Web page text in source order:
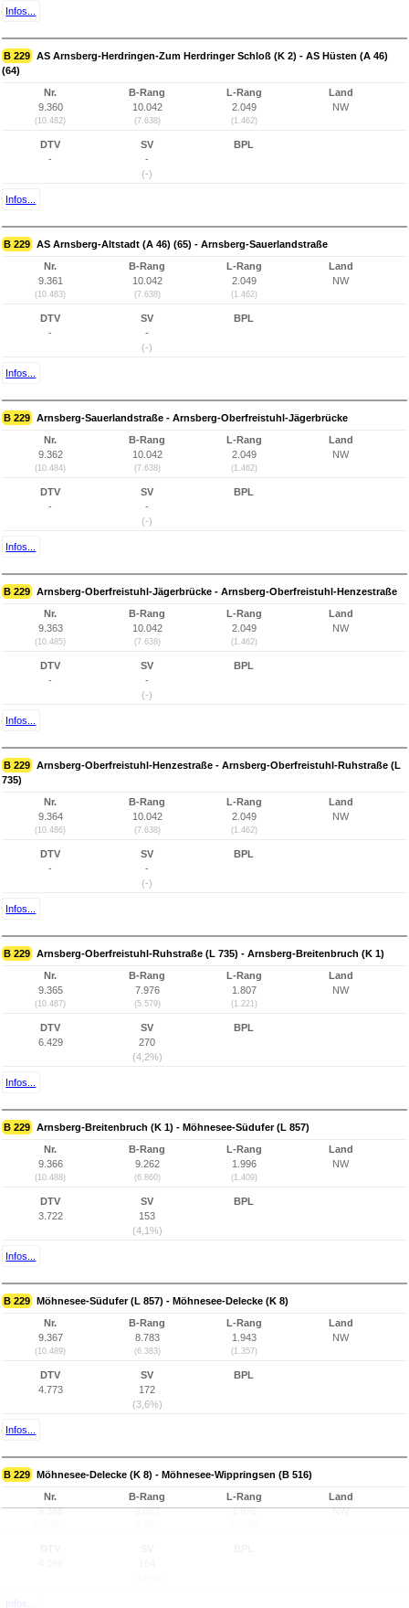
Infos...
B 229 AS Arnsberg-Herdringen-Zum Herdringer Schloß (K 2) - AS Hüsten (A 46)
(64)
Nr.
9.360
(10.482)
B-Rang
10.042
(7.638)
L-Rang
2.049
(1.462)
Land
NW
DTV
-
SV
-
(-)
BPL
Infos...
B 229 AS Arnsberg-Altstadt (A 46) (65) - Arnsberg-Sauerlandstraße
Nr.
9.361
(10.483)
B-Rang
10.042
(7.638)
L-Rang
2.049
(1.462)
Land
NW
DTV
-
SV
-
(-)
BPL
Infos...
B 229 Arnsberg-Sauerlandstraße - Arnsberg-Oberfreistuhl-Jägerbrücke
Nr.
9.362
(10.484)
B-Rang
10.042
(7.638)
L-Rang
2.049
(1.462)
Land
NW
DTV
-
SV
-
(-)
BPL
Infos...
B 229 Arnsberg-Oberfreistuhl-Jägerbrücke - Arnsberg-Oberfreistuhl-Henzestraße
Nr.
9.363
(10.485)
B-Rang
10.042
(7.638)
L-Rang
2.049
(1.462)
Land
NW
DTV
-
SV
-
(-)
BPL
Infos...
B 229 Arnsberg-Oberfreistuhl-Henzestraße - Arnsberg-Oberfreistuhl-Ruhstraße (L
735)
Nr.
9.364
(10.486)
B-Rang
10.042
(7.638)
L-Rang
2.049
(1.462)
Land
NW
DTV
-
SV
-
(-)
BPL
Infos...
B 229 Arnsberg-Oberfreistuhl-Ruhstraße (L 735) - Arnsberg-Breitenbruch (K 1)
Nr.
9.365
(10.487)
B-Rang
7.976
(5.579)
L-Rang
1.807
(1.221)
Land
NW
DTV
6.429
SV
270
(4,2%)
BPL
Infos...
B 229 Arnsberg-Breitenbruch (K 1) - Möhnesee-Südufer (L 857)
Nr.
9.366
(10.488)
B-Rang
9.262
(6.860)
L-Rang
1.996
(1.409)
Land
NW
DTV
3.722
SV
153
(4,1%)
BPL
Infos...
B 229 Möhnesee-Südufer (L 857) - Möhnesee-Delecke (K 8)
Nr.
9.367
(10.489)
B-Rang
8.783
(6.383)
L-Rang
1.943
(1.357)
Land
NW
DTV
4.773
SV
172
(3,6%)
BPL
Infos...
B 229 Möhnesee-Delecke (K 8) - Möhnesee-Wippringsen (B 516)
Nr.
9.368
B-Rang
9.087
L-Rang
1.975
Land
NW
Infos...